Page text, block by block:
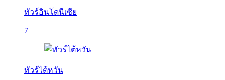
ทัวร์อินโดนีเซีย
7
ทัวร์ไต้หวัน